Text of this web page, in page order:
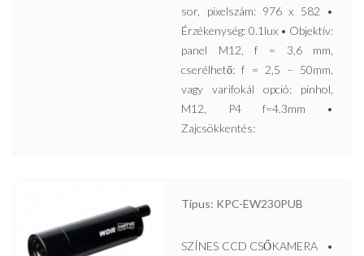
sor, pixelszám: 976 x 582 •
Érzékenység: 0.1lux • Objektív:
panel M12, f = 3,6 mm,
cserélhető: f = 2,5 – 50mm,
vagy varifokál opció: pinhol,
M12, P4 f=4.3mm •
Zajcsökkentés:
Típus: KPC-EW230PUB
SZÍNES CCD CSŐKAMERA •